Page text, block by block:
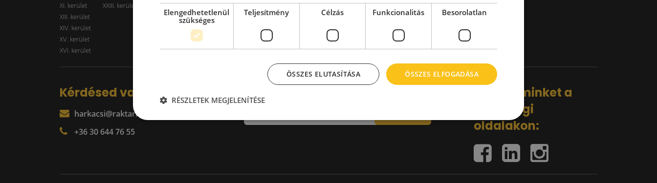
XI. kerület
XIII. kerület
XIV. kerület
XV. kerület
XVI. kerület
XXIII. kerület
Kiadó raktár > 2000 m2
Kérdésed van?
harkacsi@raktarkereso.hu
+36 30 644 76 55
Hírlevél
Kövess minket a
közösségi
oldalakon:
Elengedhetetlenül
szükséges
Teljesítmény Célzás Funkcionalitás Besorolatlan
ÖSSZES ELFOGADÁSA
ÖSSZES ELUTASÍTÁSA
RÉSZLETEK MEGJELENÍTÉSE